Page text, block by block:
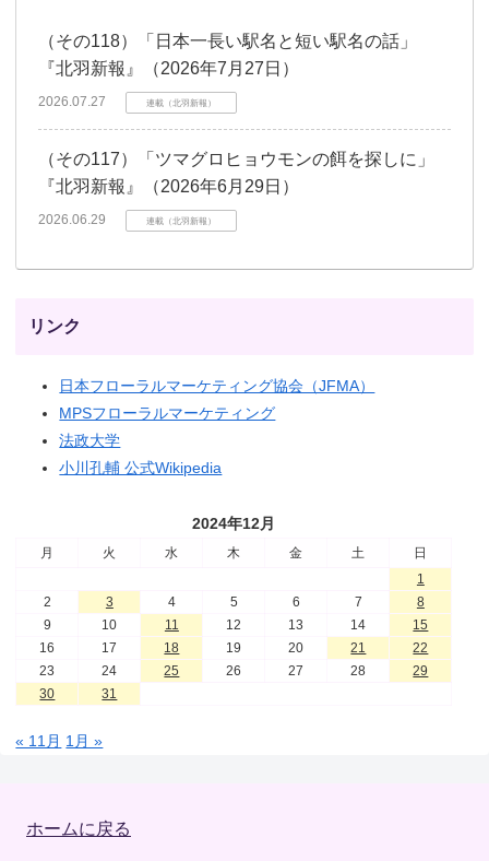
（その118）「日本一長い駅名と短い駅名の話」
『北羽新報』（2026年7月27日）
2026.07.27 連載（北羽新報）
（その117）「ツマグロヒョウモンの餌を探しに」
『北羽新報』（2026年6月29日）
2026.06.29 連載（北羽新報）
リンク
日本フローラルマーケティング協会（JFMA）
MPSフローラルマーケティング
法政大学
小川孔輔 公式Wikipedia
2024年12月
月 火 水 木 金 土
日
1
2
3 4 5 6 7
8
9
10 11 12 13 14
15
16
17 18 19 20 21
22
23
24 25 26 27 28
29
30
31
« 11月 1月 »
ホームに戻る